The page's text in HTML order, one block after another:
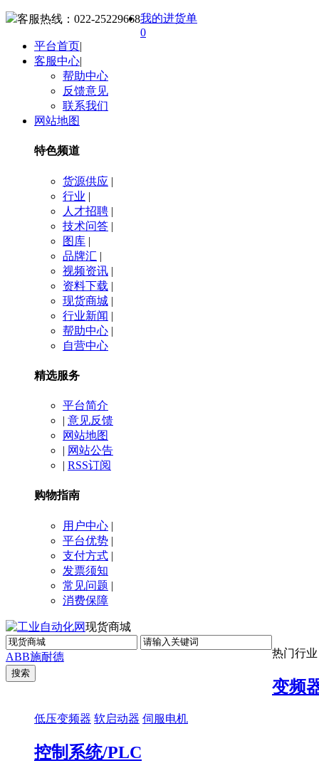
客服热线： 022-25229668我的进货单
0
平台首页|
客服中心|
帮助中心
反馈意见
联系我们
网站地图
特色频道
货源供应 |
行业 |
人才招聘 |
技术问答 |
图库 |
品牌汇 |
视频资讯 |
资料下载 |
现货商城 |
行业新闻 |
帮助中心 |
自营中心
精选服务
平台简介
| 意见反馈
网站地图
| 网站公告
| RSS订阅
购物指南
用户中心 |
平台优势 |
支付方式 |
发票须知
常见问题 |
消费保障
现货商城
ABB施耐德 热门行业
变频
低压变频器 软启动器 伺服电机
控制系统/PLC